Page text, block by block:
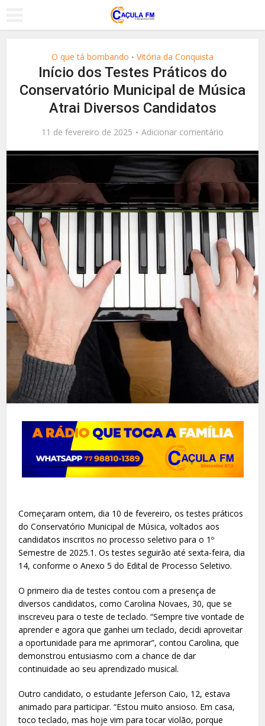
O que tá bombando • Vitória da Conquista
Início dos Testes Práticos do
Conservatório Municipal de Música
Atrai Diversos Candidatos
11 de fevereiro de 2025 Adicionar comentário
Começaram ontem, dia 10 de fevereiro, os testes práticos
do Conservatório Municipal de Música, voltados aos
candidatos inscritos no processo seletivo para o 1º
Semestre de 2025.1. Os testes seguirão até sexta-feira, dia
14, conforme o Anexo 5 do Edital de Processo Seletivo.
O primeiro dia de testes contou com a presença de
diversos candidatos, como Carolina Novaes, 30, que se
inscreveu para o teste de teclado. “Sempre tive vontade de
aprender e agora que ganhei um teclado, decidi aproveitar
a oportunidade para me aprimorar”, contou Carolina, que
demonstrou entusiasmo com a chance de dar
continuidade ao seu aprendizado musical.
Outro candidato, o estudante Jeferson Caio, 12, estava
animado para participar. “Estou muito ansioso. Em casa,
toco teclado, mas hoje vim para tocar violão, porque